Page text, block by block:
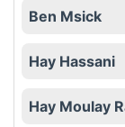
Ben Msick
Hay Hassani
Hay Moulay